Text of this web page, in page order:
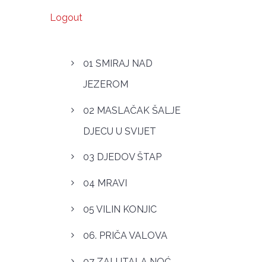
Logout
01 SMIRAJ NAD
JEZEROM
02 MASLAČAK ŠALJE
DJECU U SVIJET
03 DJEDOV ŠTAP
04 MRAVI
05 VILIN KONJIC
06. PRIČA VALOVA